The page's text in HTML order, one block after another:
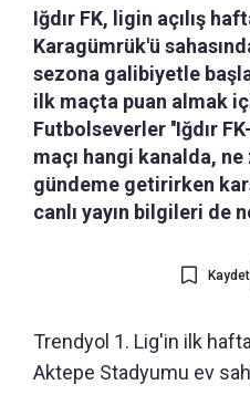
Iğdır FK, ligin açılış
Karagümrük'ü
sezona galibiyetle
ilk maçta puan almak
Futbolseverler ''Iğdır
maçı hangi kanalda,
gündeme getirirken
canlı yayın bilgileri de
Kaydet
Trendyol 1. Lig'in ilk
Aktepe Stadyumu ev